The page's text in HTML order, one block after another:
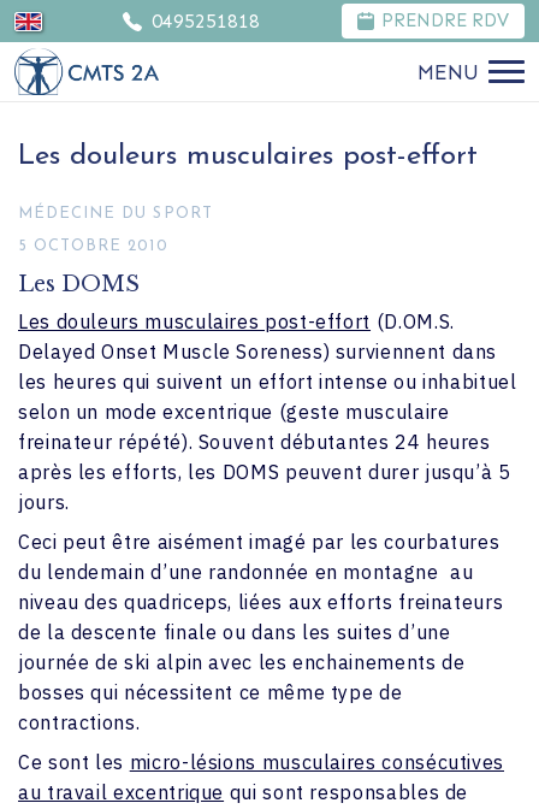
0495251818 PRENDRE RDV
MENU
Les douleurs musculaires post-effort
MÉDECINE DU SPORT
5 OCTOBRE 2010
Les DOMS
Les douleurs musculaires post-effort (D.OM.S.
Delayed Onset Muscle Soreness) surviennent dans
les heures qui suivent un effort intense ou inhabituel
selon un mode excentrique (geste musculaire
freinateur répété). Souvent débutantes 24 heures
après les efforts, les DOMS peuvent durer jusqu’à 5
jours.
Ceci peut être aisément imagé par les courbatures
du lendemain d’une randonnée en montagne au
niveau des quadriceps, liées aux efforts freinateurs
de la descente finale ou dans les suites d’une
journée de ski alpin avec les enchainements de
bosses qui nécessitent ce même type de
contractions.
Ce sont les micro-lésions musculaires consécutives
au travail excentrique qui sont responsables de